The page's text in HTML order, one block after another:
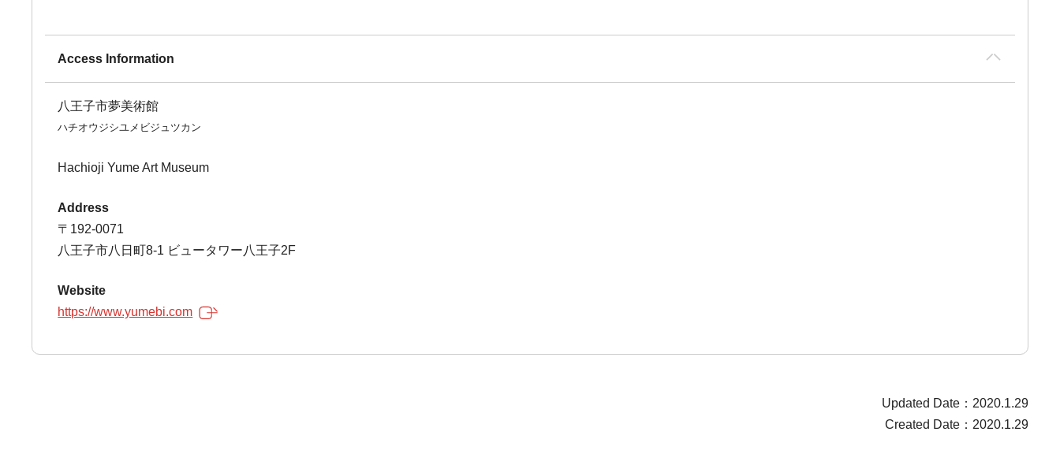
Access Information
八王子市夢美術館
ハチオウジシユメビジュツカン
Hachioji Yume Art Museum
Address
〒192-0071
八王子市八日町8-1 ビュータワー八王子2F
Website
https://www.yumebi.com
Updated Date：2020.1.29
Created Date：2020.1.29